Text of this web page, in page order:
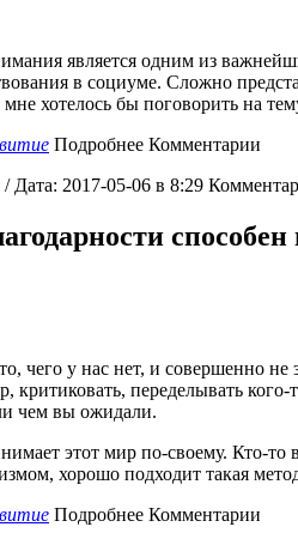
является одним из
в социуме. Сложно
хотелось бы поговорить на
Подробнее Комментарии
/ Дата: 2017-05-06 в 8:29
чего у нас нет, и совершенно
критиковать, переделывать
чем вы ожидали.
этот мир по-своему. Кто-то
хорошо подходит такая
Подробнее Комментарии